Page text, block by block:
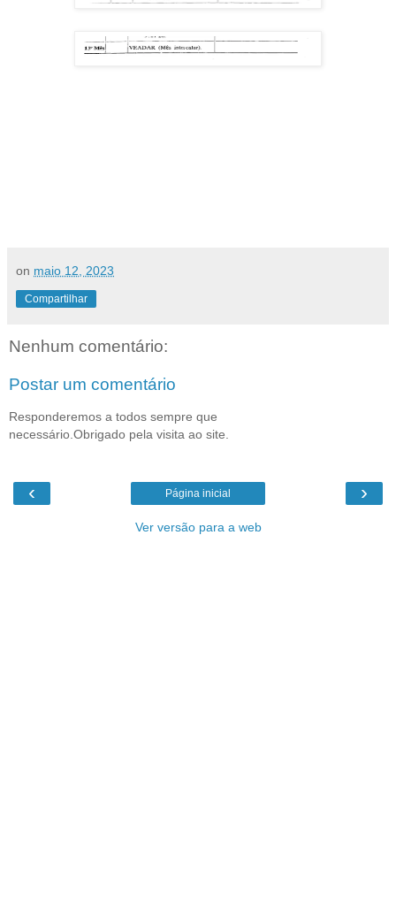
on maio 12, 2023
Compartilhar
Nenhum comentário:
Postar um comentário
Responderemos a todos sempre que
necessário.Obrigado pela visita ao site.
‹ ›
Página inicial
Ver versão para a web